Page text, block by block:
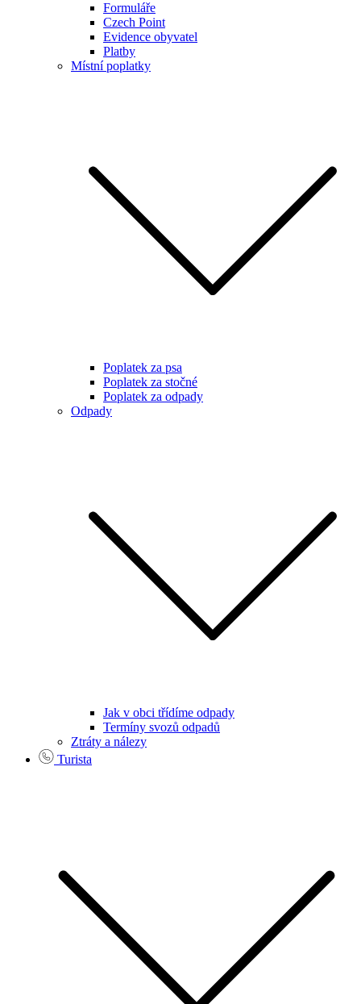
Formuláře
Czech Point
Evidence obyvatel
Platby
Místní poplatky
Poplatek za psa
Poplatek za stočné
Poplatek za odpady
Odpady
Jak v obci třídíme odpady
Termíny svozů odpadů
Ztráty a nálezy
Turista